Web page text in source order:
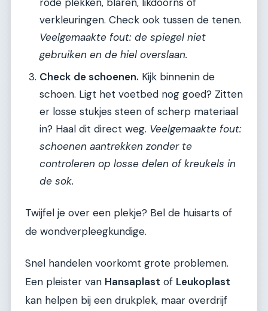
verkleuringen. Check ook tussen de tenen.
Veelgemaakte fout: de spiegel niet
gebruiken en de hiel overslaan.
Check de schoenen. Kijk binnenin de
schoen. Ligt het voetbed nog goed? Zitten
er losse stukjes steen of scherp materiaal
in? Haal dit direct weg. Veelgemaakte fout:
schoenen aantrekken zonder te
controleren op losse delen of kreukels in
de sok.
Twijfel je over een plekje? Bel de huisarts of
de wondverpleegkundige.
Snel handelen voorkomt grote problemen.
Een pleister van Hansaplast of Leukoplast
kan helpen bij een drukplek, maar overdrijf